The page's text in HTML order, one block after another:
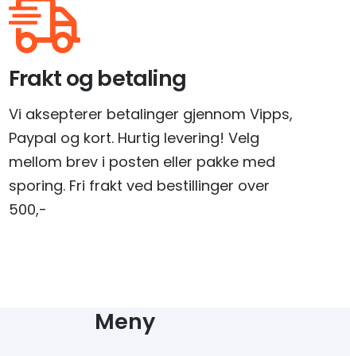
Frakt og betaling
Vi aksepterer betalinger gjennom Vipps,
Paypal og kort. Hurtig levering! Velg
mellom brev i posten eller pakke med
sporing. Fri frakt ved bestillinger over
500,-
Meny